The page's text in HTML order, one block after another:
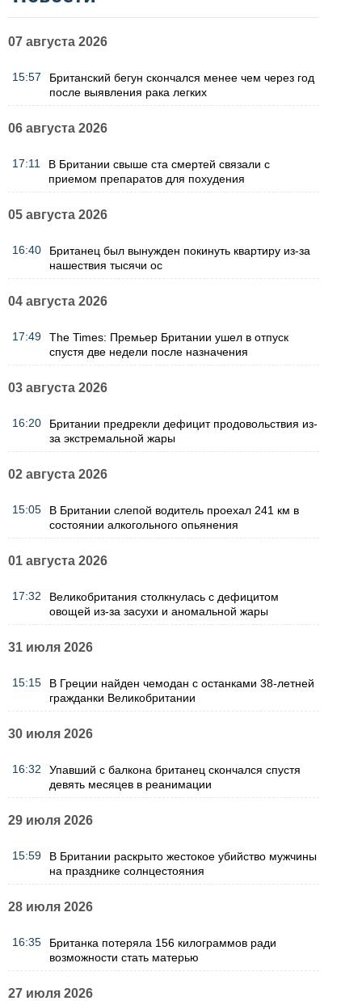
07 августа 2026
15:57
Британский бегун скончался менее чем через год
после выявления рака легких
06 августа 2026
17:11
В Британии свыше ста смертей связали с
приемом препаратов для похудения
05 августа 2026
16:40
Британец был вынужден покинуть квартиру из-за
нашествия тысячи ос
04 августа 2026
17:49
The Times: Премьер Британии ушел в отпуск
спустя две недели после назначения
03 августа 2026
16:20
Британии предрекли дефицит продовольствия из-
за экстремальной жары
02 августа 2026
15:05
В Британии слепой водитель проехал 241 км в
состоянии алкогольного опьянения
01 августа 2026
17:32
Великобритания столкнулась с дефицитом
овощей из-за засухи и аномальной жары
31 июля 2026
15:15
В Греции найден чемодан с останками 38-летней
гражданки Великобритании
30 июля 2026
16:32
Упавший с балкона британец скончался спустя
девять месяцев в реанимации
29 июля 2026
15:59
В Британии раскрыто жестокое убийство мужчины
на празднике солнцестояния
28 июля 2026
16:35
Британка потеряла 156 килограммов ради
возможности стать матерью
27 июля 2026